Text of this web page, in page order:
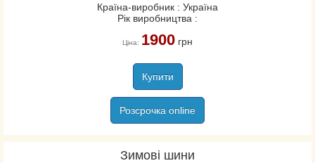
Країна-виробник : Україна
Рік виробництва :
Ціна: 1900грн
Купити
Розсрочка online
Зимові шини